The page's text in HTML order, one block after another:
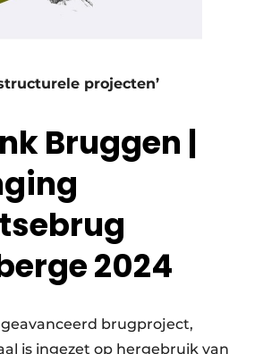
projecten’
Bruggen |
2024
brugproject,
is ingezet op hergebruik van